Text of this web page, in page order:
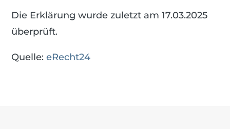
Die Erklärung wurde zuletzt am 17.03.2025
überprüft.
Quelle:eRecht24